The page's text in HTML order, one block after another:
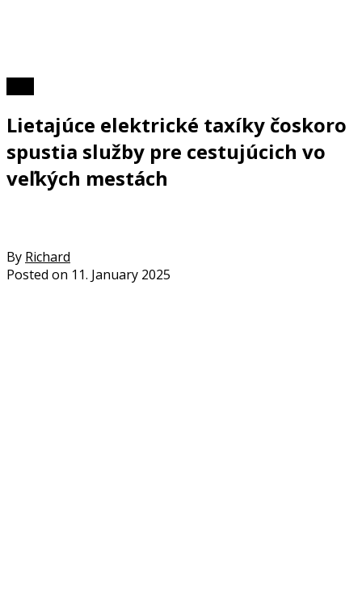
Lietajúce elektrické taxíky čoskoro
spustia služby pre cestujúcich vo
veľkých mestách
By Richard
Posted on 11. January 2025